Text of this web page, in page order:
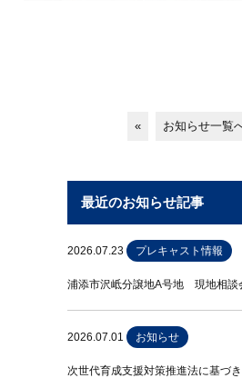
« お知らせ一覧
最近のお知らせ記事
2026.07.23 プレキャスト情報
浦添市沢岻分譲地A号地 現地相談
2026.07.01 お知らせ
次世代育成支援対策推進法に基づ